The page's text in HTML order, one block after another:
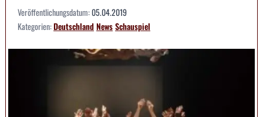
Veröffentlichungsdatum:05.04.2019
Kategorien:DeutschlandNewsSchauspiel